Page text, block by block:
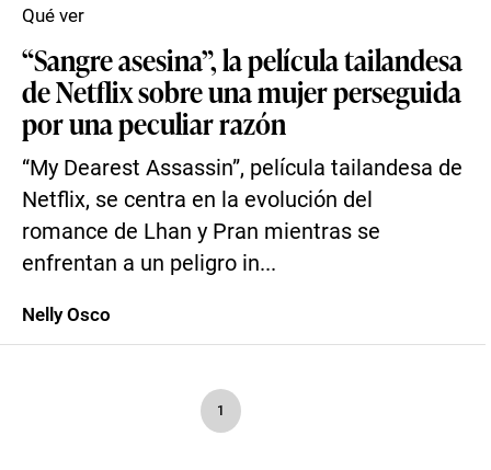
“Sangre asesina”, la película tailandesa
de Netflix sobre una mujer perseguida
por una peculiar razón
“My Dearest Assassin”, película tailandesa de
Netflix, se centra en la evolución del
romance de Lhan y Pran mientras se
enfrentan a un peligro in...
Qué ver
Nelly Osco
1